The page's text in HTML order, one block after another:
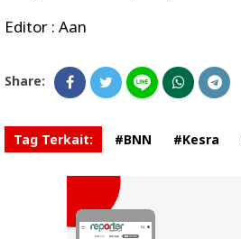
Editor : Aan
Share:
Tag Terkait: #BNN #Kesra